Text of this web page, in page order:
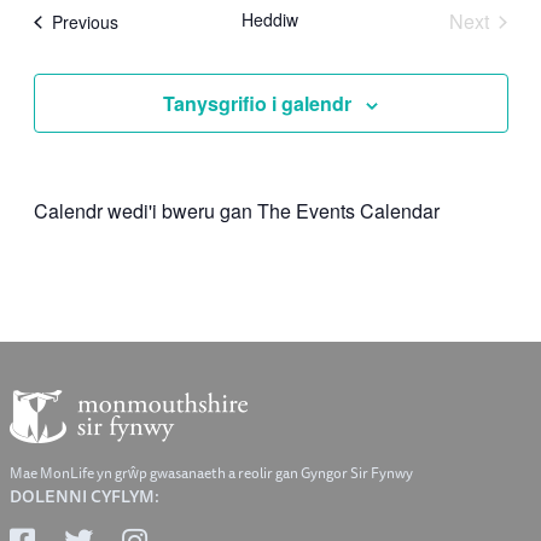
PreviousDigwyddiadau Heddiw
Next
Tanysgrifio i galendr
Calendr wedi'i bweru gan The Events Calendar
Mae MonLife yn grŵp gwasanaeth a reolir gan Gyngor Sir Fynwy
DOLENNI CYFLYM: